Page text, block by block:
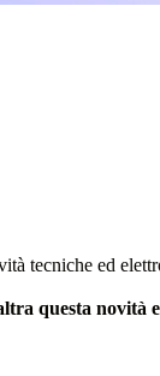
tecniche ed
questa novità